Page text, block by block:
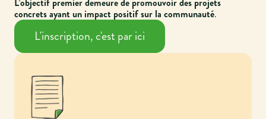
L’objectif premier demeure de promouvoir des projets
concrets ayant un impact positif sur la communauté.
L'inscription, c'est par ici